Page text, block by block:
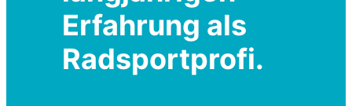
Erfahrung als
Radsportprofi.